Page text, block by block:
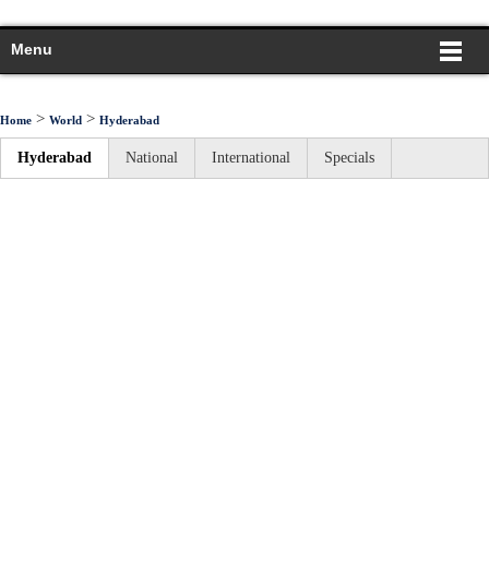
Menu
Home > World > Hyderabad
Hyderabad National International Specials